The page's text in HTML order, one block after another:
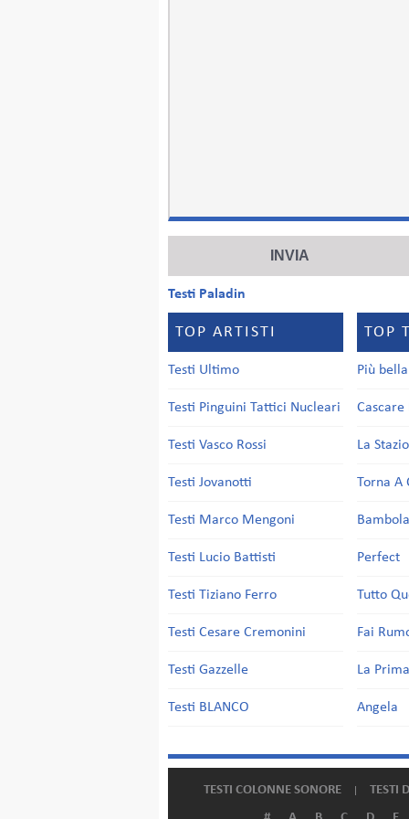
Testi Paladin
TOP ARTISTI
Testi Ultimo
Testi Pinguini Tattici Nucleari
Testi Vasco Rossi
Testi Jovanotti
Testi Marco Mengoni
Testi Lucio Battisti
Testi Tiziano Ferro
Testi Cesare Cremonini
Testi Gazzelle
Testi BLANCO
TOP
Più
Cascare
La
Torna A
Bambola
Perfect
Tutto
Fai
La
Angela
TESTI COLONNE SONORE TESTI